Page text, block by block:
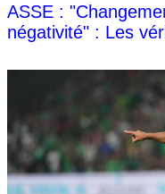
ASSE :
négativité" : Les